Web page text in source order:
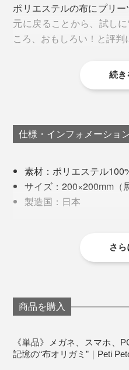
ポリエステルの布にプリ
元に戻ることから、試し
ころ、おもしろい！と評判
これに注目したデザイン
成させました。
さばらない手軽さで一躍
ンポンで鶴になる動画が目
続き
仕様・インフォメーショ
素材：ポリエステル
サイズ：200×200mm（
製造国：日本
さ
商品を購入
《単品》メガネ、スマホ、
記憶の“布オリガミ”｜Peti